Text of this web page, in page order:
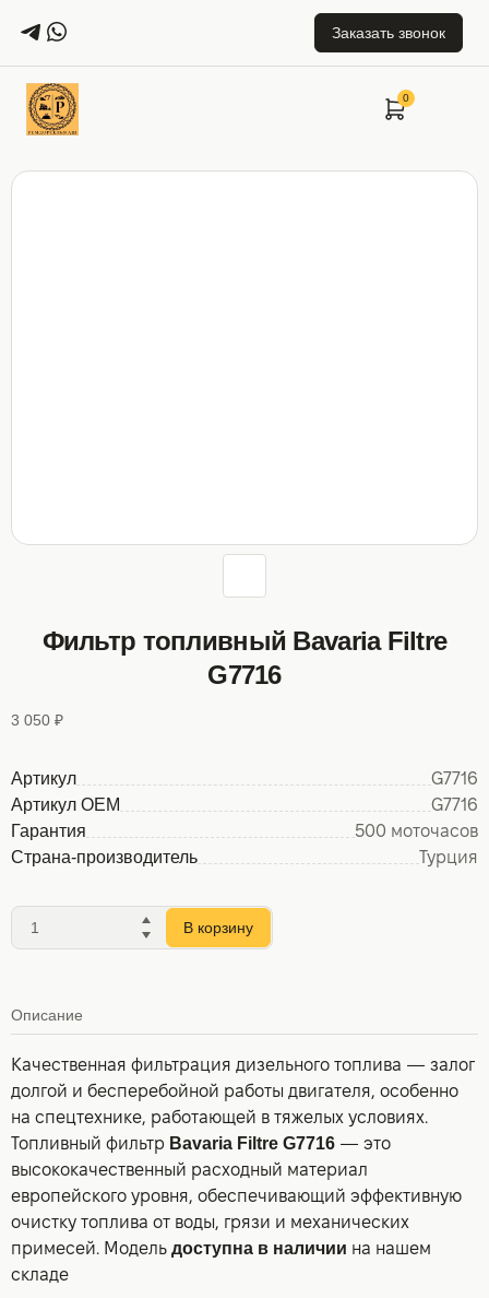
Заказать звонок
Фильтр топливный Bavaria Filtre
G7716
3 050 ₽
Артикул
G7716
Артикул OEM
G7716
Гарантия
500 моточасов
Страна-производитель
Турция
В корзину
Описание
Качественная фильтрация дизельного топлива — залог
долгой и бесперебойной работы двигателя, особенно
на спецтехнике, работающей в тяжелых условиях.
Топливный фильтр Bavaria Filtre G7716 — это
высококачественный расходный материал
европейского уровня, обеспечивающий эффективную
очистку топлива от воды, грязи и механических
примесей. Модель доступна в наличии на нашем
складе